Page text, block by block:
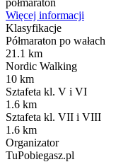
półmaraton
Więcej informacji
Klasyfikacje
Półmaraton po wałach
21.1 km
Nordic Walking
10 km
Sztafeta kl. V i VI
1.6 km
Sztafeta kl. VII i VIII
1.6 km
Organizator
TuPobiegasz.pl